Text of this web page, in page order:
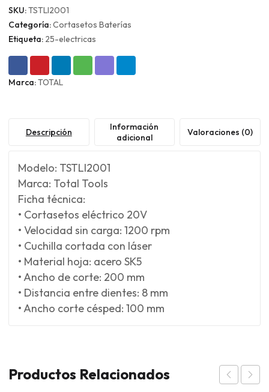
SKU:TSTLI2001
Categoría:Cortasetos Baterías
Etiqueta: 25-electricas
Marca:TOTAL
Descripción
Información
adicional
Valoraciones (0)
Modelo: TSTLI2001
Marca: Total Tools
Ficha técnica:
• Cortasetos eléctrico 20V
• Velocidad sin carga: 1200 rpm
• Cuchilla cortada con láser
• Material hoja: acero SK5
• Ancho de corte: 200 mm
• Distancia entre dientes: 8 mm
• Ancho corte césped: 100 mm
Productos Relacionados